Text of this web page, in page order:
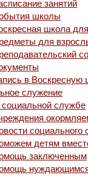
занятий
школы
школа
для
в Воскресную
служение
службе
социального
детям
заключенным